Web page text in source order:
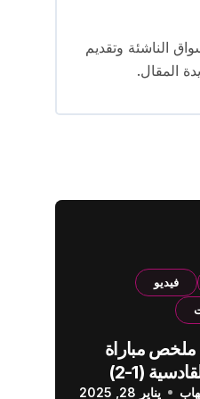
الناشئة وتقديم
المقال.
فيديو
| ملخص مباراة
الهلال والقادسية (1-2)
يناير 28, 2025